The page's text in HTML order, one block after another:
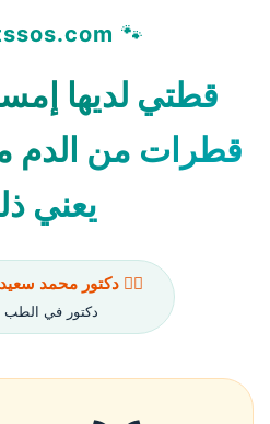
🐾
قطتي لديها
قطرات من الدم
يعني
👨‍⚕️ دكتور محمد
دكتور في الطب